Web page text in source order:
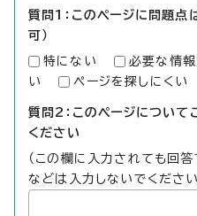
質問1：このページに問題点
可）
特にない 必要な情
い
ページを探しにくい
質問2：このページについて
ください
（この欄に入力されても回
などは入力しないでください